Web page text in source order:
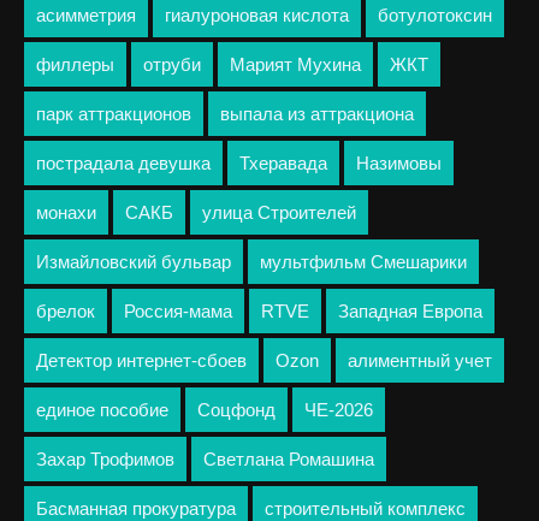
асимметрия гиалуроновая кислота ботулотоксин
филлеры отруби Марият Мухина ЖКТ
парк аттракционов выпала из аттракциона
пострадала девушка Тхеравада Назимовы
монахи САКБ улица Строителей
Измайловский бульвар мультфильм Смешарики
брелок Россия-мама RTVE Западная Европа
Детектор интернет-сбоев Ozon алиментный учет
единое пособие Соцфонд ЧЕ-2026
Захар Трофимов Светлана Ромашина
Басманная прокуратура строительный комплекс